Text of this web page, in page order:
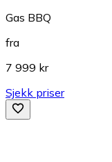
Gas BBQ
fra
7 999 kr
Sjekk priser